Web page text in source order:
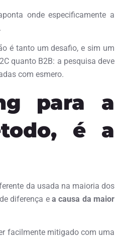
onde especificamente a
é tanto um desafio, e sim um
quanto B2B: a pesquisa deve
com esmero.
para a
é a
da usada na maioria dos
diferença ea causa da maior
facilmente mitigado com uma